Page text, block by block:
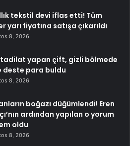
tekstil devi iflas etti! Tüm
yarı fiyatına satışa çıkarıldı
8, 2026
tadilat yapan çift, gizli bölmede
deste para buldu
8, 2026
boğazı düğümlendi! Eren
ardından yapılan o yorum
oldu
8, 2026